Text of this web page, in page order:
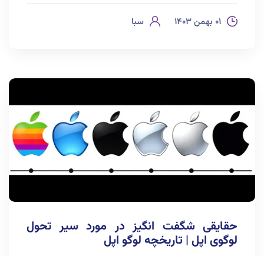
۰۱ بهمن ۱۴۰۳ سبا
حقایقی شگفت انگیز در مورد سیر تحول
لوگوی اپل | تاریخچه لوگو اپل